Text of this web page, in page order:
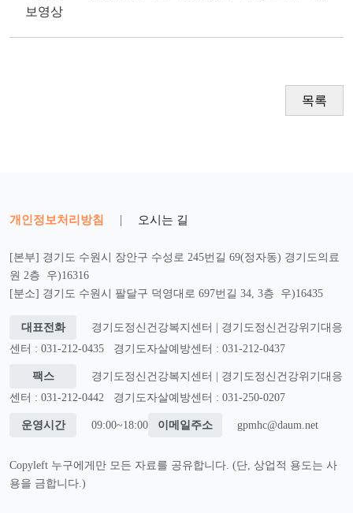
보영상
목록
개인정보처리방침 | 오시는 길
[본부] 경기도 수원시 장안구 수성로 245번길 69(정자동) 경기도의료
원 2층 우)16316
[분소] 경기도 수원시 팔달구 덕영대로 697번길 34, 3층 우)16435
대표전화
경기도정신건강복지센터 | 경기도정신건강위기대응
센터 : 031-212-0435
경기도자살예방센터 : 031-212-0437
팩스
경기도정신건강복지센터 | 경기도정신건강위기대응
센터 : 031-212-0442
경기도자살예방센터 : 031-250-0207
운영시간 09:00~18:00 이메일주소 gpmhc@daum.net
Copyleft 누구에게만 모든 자료를 공유합니다. (단, 상업적 용도는 사
용을 금합니다.)